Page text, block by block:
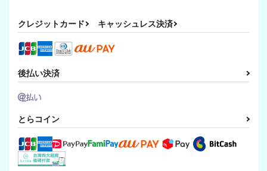
クレジットカード キャッシュレス決済
後払い決済
とらコイン